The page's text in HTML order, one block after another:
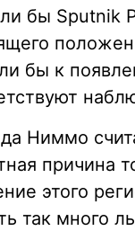
бы Sputnik
бы к
Ниммо
причина
этого
так много